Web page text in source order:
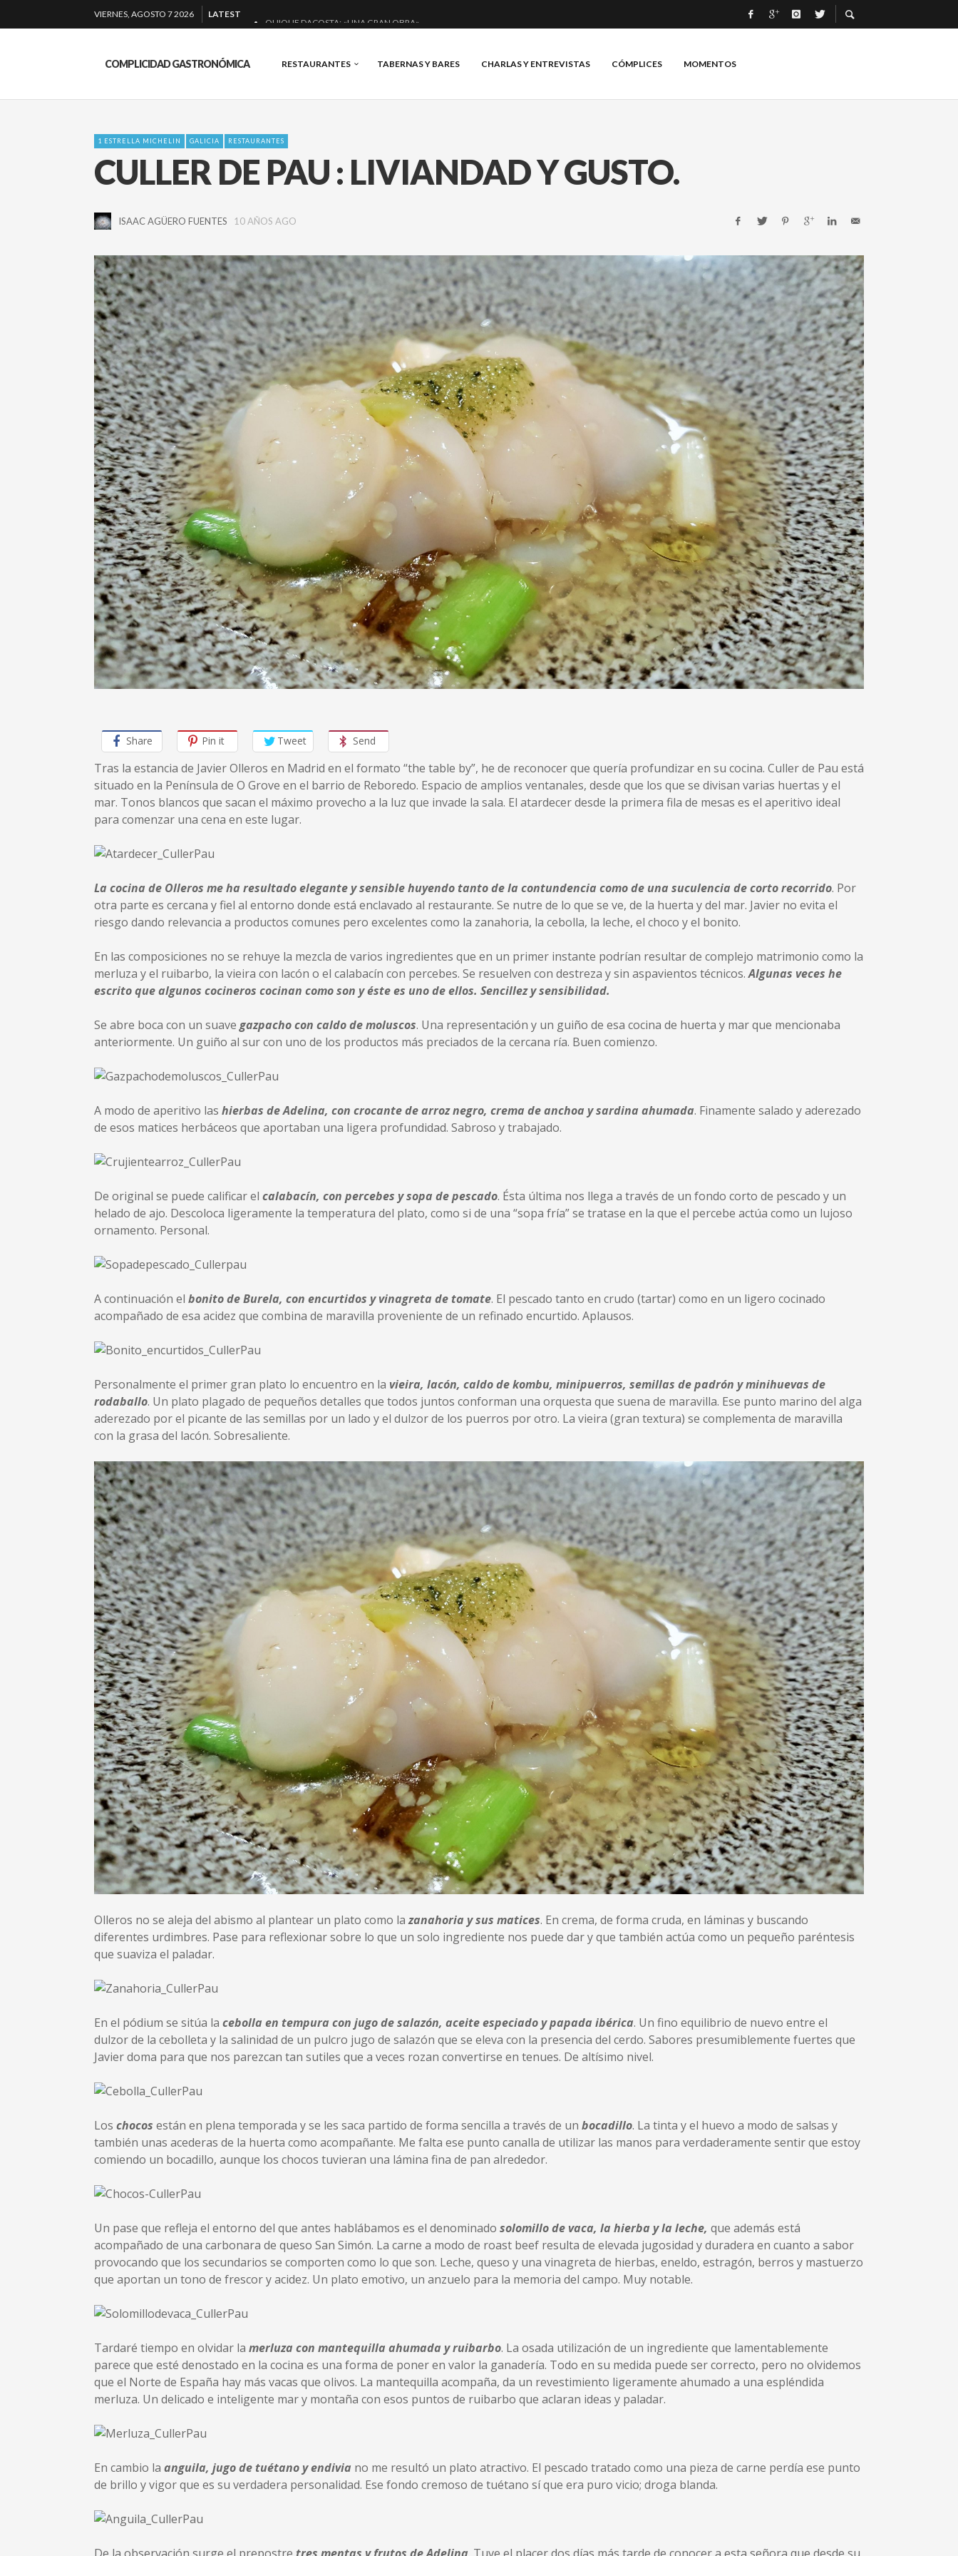
VIERNES, AGOSTO 7 2026
LATEST
QUIQUE DACOSTA: «UNA GRAN OBRA»
BAKKO: NIGIRIS, VINO Y BRASAS.
COMPLICIDAD GASTRONÓMICA RESTAURANTES TABERNAS Y BARES CHARLAS Y ENTREVISTAS CÓMPLICES MOMENTOS
1 ESTRELLA MICHELIN GALICIA RESTAURANTES
CULLER DE PAU : LIVIANDAD Y GUSTO.
ISAAC AGÜERO FUENTES 10 AÑOS AGO
Share Pin it Tweet Send
Tras la estancia de Javier Olleros en Madrid en el formato “the table by”, he de reconocer que quería profundizar en su cocina. Culler de Pau está
situado en la Península de O Grove en el barrio de Reboredo. Espacio de amplios ventanales, desde que los que se divisan varias huertas y el
mar. Tonos blancos que sacan el máximo provecho a la luz que invade la sala. El atardecer desde la primera fila de mesas es el aperitivo ideal
para comenzar una cena en este lugar.
La cocina de Olleros me ha resultado elegante y sensible huyendo tanto de la contundencia como de una suculencia de corto recorrido. Por
otra parte es cercana y fiel al entorno donde está enclavado al restaurante. Se nutre de lo que se ve, de la huerta y del mar. Javier no evita el
riesgo dando relevancia a productos comunes pero excelentes como la zanahoria, la cebolla, la leche, el choco y el bonito.
En las composiciones no se rehuye la mezcla de varios ingredientes que en un primer instante podrían resultar de complejo matrimonio como la
merluza y el ruibarbo, la vieira con lacón o el calabacín con percebes. Se resuelven con destreza y sin aspavientos técnicos.Algunas veces he
escrito que algunos cocineros cocinan como son y éste es uno de ellos. Sencillez y sensibilidad.
Se abre boca con un suave gazpacho con caldo de moluscos. Una representación y un guiño de esa cocina de huerta y mar que mencionaba
anteriormente. Un guiño al sur con uno de los productos más preciados de la cercana ría. Buen comienzo.
A modo de aperitivo las hierbas de Adelina, con crocante de arroz negro, crema de anchoa y sardina ahumada. Finamente salado y aderezado
de esos matices herbáceos que aportaban una ligera profundidad. Sabroso y trabajado.
De original se puede calificar el calabacín, con percebes y sopa de pescado. Ésta última nos llega a través de un fondo corto de pescado y un
helado de ajo. Descoloca ligeramente la temperatura del plato, como si de una “sopa fría” se tratase en la que el percebe actúa como un lujoso
ornamento. Personal.
A continuación el bonito de Burela, con encurtidos y vinagreta de tomate. El pescado tanto en crudo (tartar) como en un ligero cocinado
acompañado de esa acidez que combina de maravilla proveniente de un refinado encurtido. Aplausos.
Personalmente el primer gran plato lo encuentro en la vieira, lacón, caldo de kombu, minipuerros, semillas de padrón y minihuevas de
rodaballo. Un plato plagado de pequeños detalles que todos juntos conforman una orquesta que suena de maravilla. Ese punto marino del alga
aderezado por el picante de las semillas por un lado y el dulzor de los puerros por otro. La vieira (gran textura) se complementa de maravilla
con la grasa del lacón. Sobresaliente.
Olleros no se aleja del abismo al plantear un plato como lazanahoria y sus matices. En crema, de forma cruda, en láminas y buscando
diferentes urdimbres. Pase para reflexionar sobre lo que un solo ingrediente nos puede dar y que también actúa como un pequeño paréntesis
que suaviza el paladar.
En el pódium se sitúa la cebolla en tempura con jugo de salazón, aceite especiado y papada ibérica. Un fino equilibrio de nuevo entre el
dulzor de la cebolleta y la salinidad de un pulcro jugo de salazón que se eleva con la presencia del cerdo. Sabores presumiblemente fuertes que
Javier doma para que nos parezcan tan sutiles que a veces rozan convertirse en tenues. De altísimo nivel.
Los chocos están en plena temporada y se les saca partido de forma sencilla a través de un bocadillo. La tinta y el huevo a modo de salsas y
también unas acederas de la huerta como acompañante. Me falta ese punto canalla de utilizar las manos para verdaderamente sentir que estoy
comiendo un bocadillo, aunque los chocos tuvieran una lámina fina de pan alrededor.
Un pase que refleja el entorno del que antes hablábamos es el denominado solomillo de vaca, la hierba y la leche, que además está
acompañado de una carbonara de queso San Simón. La carne a modo de roast beef resulta de elevada jugosidad y duradera en cuanto a sabor
provocando que los secundarios se comporten como lo que son. Leche, queso y una vinagreta de hierbas, eneldo, estragón, berros y mastuerzo
que aportan un tono de frescor y acidez. Un plato emotivo, un anzuelo para la memoria del campo. Muy notable.
Tardaré tiempo en olvidar la merluza con mantequilla ahumada y ruibarbo. La osada utilización de un ingrediente que lamentablemente
parece que esté denostado en la cocina es una forma de poner en valor la ganadería. Todo en su medida puede ser correcto, pero no olvidemos
que el Norte de España hay más vacas que olivos. La mantequilla acompaña, da un revestimiento ligeramente ahumado a una espléndida
merluza. Un delicado e inteligente mar y montaña con esos puntos de ruibarbo que aclaran ideas y paladar.
En cambio la anguila, jugo de tuétano y endivia no me resultó un plato atractivo. El pescado tratado como una pieza de carne perdía ese punto
de brillo y vigor que es su verdadera personalidad. Ese fondo cremoso de tuétano sí que era puro vicio; droga blanda.